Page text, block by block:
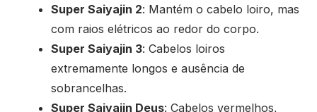
Super Saiyajin 2: Mantém o cabelo loiro, mas
com raios elétricos ao redor do corpo.
Super Saiyajin 3: Cabelos loiros
extremamente longos e ausência de
sobrancelhas.
Super Saiyajin Deus: Cabelos vermelhos,